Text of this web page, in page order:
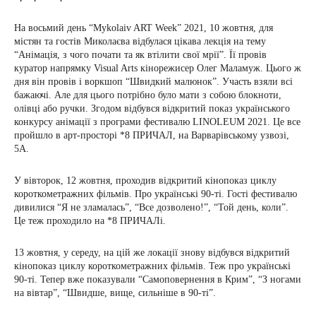
На восьмий день “Mykolaiv ART Week” 2021, 10 жовтня, для
містян та гостів Миколаєва відбулася цікава лекція на тему
“Анімація, з чого почати та як втілити свої мрії”. Її провів
куратор напрямку Visual Arts кінорежисер Олег Маламуж. Цього ж
дня він провів і воркшоп “Швидкий малюнок”. Участь взяли всі
бажаючі. Але для цього потрібно було мати з собою блокноти,
олівці або ручки. Згодом відбувся відкритий показ українського
конкурсу анімації з програми фестивалю LINOLEUM 2021. Це все
пройшло в арт-просторі *8 ПРИЧАЛ, на Варварівському узвозі,
5А.
У вівторок, 12 жовтня, проходив відкритий кінопоказ циклу
короткометражних фільмів. Про українські 90-ті. Гості фестивалю
дивилися “Я не зламалась”, “Все дозволено!”, “Той день, коли”.
Це теж проходило на *8 ПРИЧАЛі.
13 жовтня, у середу, на цій же локації знову відбувся відкритий
кінопоказ циклу короткометражних фільмів. Теж про українські
90-ті. Тепер вже показували “Самоповернення в Крим”, “З ногами
на вівтар”, “Швидше, вище, сильніше в 90-ті”.